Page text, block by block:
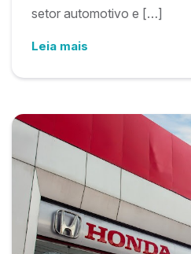
setor automotivo e […]
Leia mais